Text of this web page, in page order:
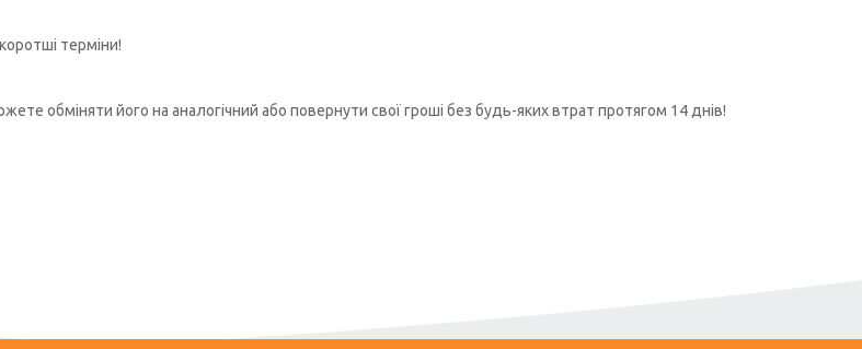
терміни!
обміняти його на аналогічний або повернути свої гроші без будь-яких втрат протягом 14 днів!